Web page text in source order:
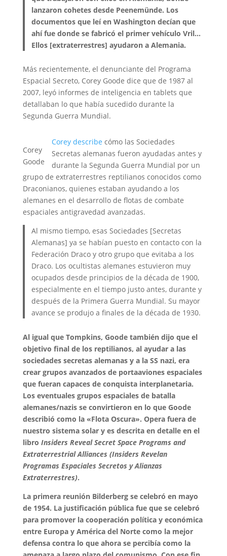
lanzaron cohetes desde Peenemünde. Los
documentos que leí en Washington decían que
ahí fue donde se fabricó el primer vehículo Vril…
Ellos [extraterrestres] ayudaron a Alemania.
Más recientemente, el denunciante del Programa
Espacial Secreto, Corey Goode dice que de 1987 al
2007, leyó informes de inteligencia en tablets que
detallaban lo que había sucedido durante la
Segunda Guerra Mundial.
Corey
Goode
Corey describe cómo las Sociedades
Secretas alemanas fueron ayudadas antes y
durante la Segunda Guerra Mundial por un
grupo de extraterrestres reptilianos conocidos como
Draconianos, quienes estaban ayudando a los
alemanes en el desarrollo de flotas de combate
espaciales antigravedad avanzadas.
Al mismo tiempo, esas Sociedades [Secretas
Alemanas] ya se habían puesto en contacto con la
Federación Draco y otro grupo que evitaba a los
Draco. Los ocultistas alemanes estuvieron muy
ocupados desde principios de la década de 1900,
especialmente en el tiempo justo antes, durante y
después de la Primera Guerra Mundial. Su mayor
avance se produjo a finales de la década de 1930.
Al igual que Tompkins, Goode también dijo que el
objetivo final de los reptilianos, al ayudar a las
sociedades secretas alemanas y a la SS nazi, era
crear grupos avanzados de portaaviones espaciales
que fueran capaces de conquista interplanetaria.
Los eventuales grupos espaciales de batalla
alemanes/nazis se convirtieron en lo que Goode
describió como la «Flota Oscura». Opera fuera de
nuestro sistema solar y es descrita en detalle en el
libro Insiders Reveal Secret Space Programs and
Extraterrestrial Alliances (Insiders Revelan
Programas Espaciales Secretos y Alianzas
Extraterrestres).
La primera reunión Bilderberg se celebró en mayo
de 1954. La justificación pública fue que se celebró
para promover la cooperación política y económica
entre Europa y América del Norte como la mejor
defensa contra lo que ahora se percibía como la